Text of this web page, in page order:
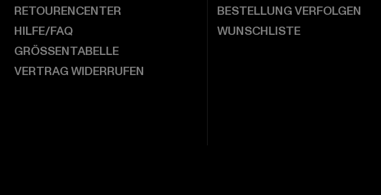
RETOURENCENTER
HILFE/FAQ
GRÖSSENTABELLE
VERTRAG WIDERRUFEN
BESTELLUNG VERFOLGEN
WUNSCHLISTE